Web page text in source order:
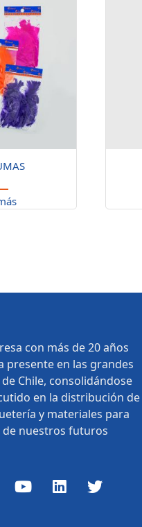
con más de 20 años
presente en las grandes
Chile, consolidándose
en la distribución de
y materiales para
de nuestros futuros